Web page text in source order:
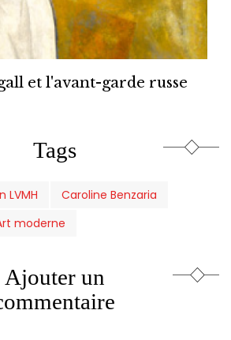
et l'avant-garde russe
Tags
LVMH
Caroline Benzaria
moderne
Ajouter un